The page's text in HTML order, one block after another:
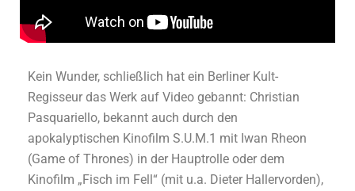
Kein Wunder, schließlich hat ein Berliner Kult-
Regisseur das Werk auf Video gebannt: Christian
Pasquariello, bekannt auch durch den
apokalyptischen Kinofilm S.U.M.1 mit Iwan Rheon
(Game of Thrones) in der Hauptrolle oder dem
Kinofilm „Fisch im Fell“ (mit u.a. Dieter Hallervorden),